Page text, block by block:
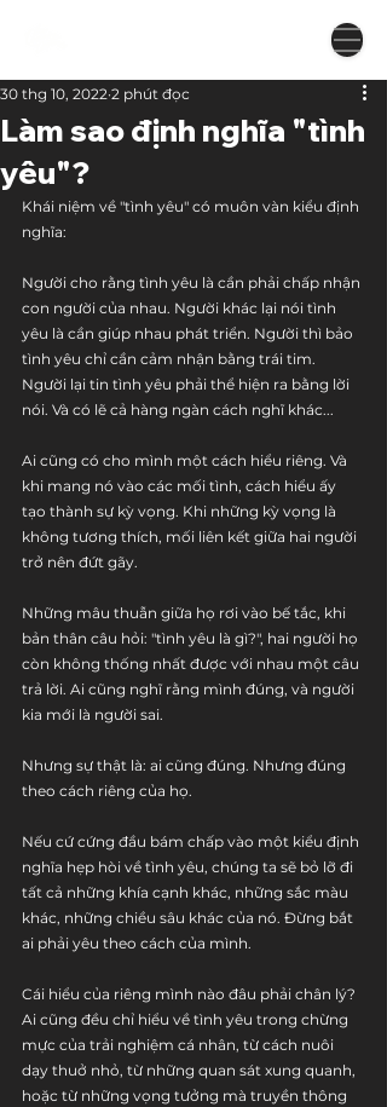
Làm sao định nghĩa "tình
yêu"?
30 thg 10, 2022 2 phút đọc
Khái niệm về "tình yêu" có muôn vàn kiểu định
nghĩa:
Người cho rằng tình yêu là cần phải chấp nhận
con người của nhau. Người khác lại nói tình
yêu là cần giúp nhau phát triển. Người thì bảo
tình yêu chỉ cần cảm nhận bằng trái tim.
Người lại tin tình yêu phải thể hiện ra bằng lời
nói. Và có lẽ cả hàng ngàn cách nghĩ khác...
Ai cũng có cho mình một cách hiểu riêng. Và
khi mang nó vào các mối tình, cách hiểu ấy
tạo thành sự kỳ vọng. Khi những kỳ vọng là
không tương thích, mối liên kết giữa hai người
trở nên đứt gãy.
Những mâu thuẫn giữa họ rơi vào bế tắc, khi
bản thân câu hỏi: "tình yêu là gì?", hai người họ
còn không thống nhất được với nhau một câu
trả lời. Ai cũng nghĩ rằng mình đúng, và người
kia mới là người sai.
Nhưng sự thật là: ai cũng đúng. Nhưng đúng
theo cách riêng của họ.
Nếu cứ cứng đầu bám chấp vào một kiểu định
nghĩa hẹp hòi về tình yêu, chúng ta sẽ bỏ lỡ đi
tất cả những khía cạnh khác, những sắc màu
khác, những chiều sâu khác của nó. Đừng bắt
ai phải yêu theo cách của mình.
Cái hiểu của riêng mình nào đâu phải chân lý?
Ai cũng đều chỉ hiểu về tình yêu trong chừng
mực của trải nghiệm cá nhân, từ cách nuôi
dạy thuở nhỏ, từ những quan sát xung quanh,
hoặc từ những vọng tưởng mà truyền thông